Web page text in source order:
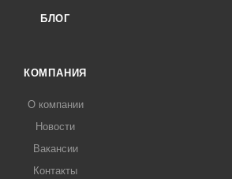
БЛОГ
КОМПАНИЯ
О компании
Новости
Вакансии
Контакты